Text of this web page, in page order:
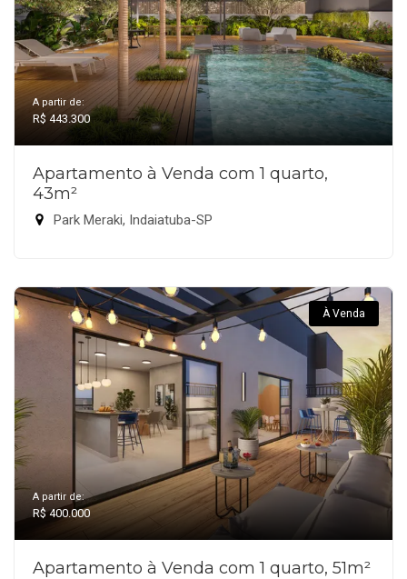
A partir de:
R$ 443.300
Apartamento à Venda com 1 quarto,
43m²
Park Meraki, Indaiatuba-SP
À Venda
A partir de:
R$ 400.000
Apartamento à Venda com 1 quarto, 51m²